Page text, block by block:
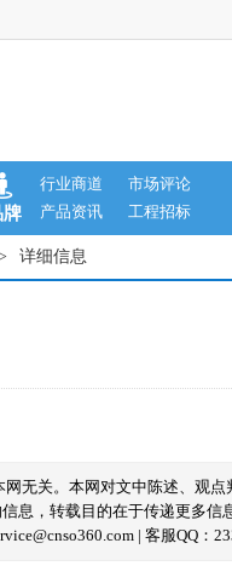
牌
行业商道
市场评论
产品资讯
工程招标
详细信息
网无关。本网对文中陈述、观
息，转载目的在于传递更多
| 客服QQ：